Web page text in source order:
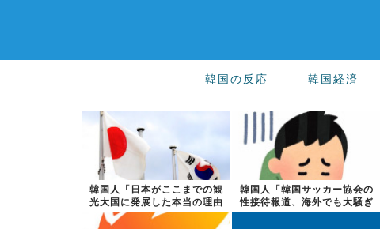
韓国の反応 韓国経済
韓国人「日本がここまでの観
光大国に発展した本当の理由
がこちら…」...
韓国人「韓国サッカー協会の
性接待報道、海外でも大騒ぎ
に・・・20...